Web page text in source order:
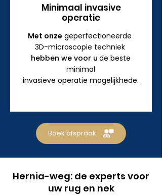
Minimaal invasive
operatie
Met onze geperfectioneerde
3D-microscopie techniek
hebben we voor u de beste
minimal
invasieve operatie mogelijkhede.
Boek afspraak
Hernia-weg: de experts voor
uw rug en nek